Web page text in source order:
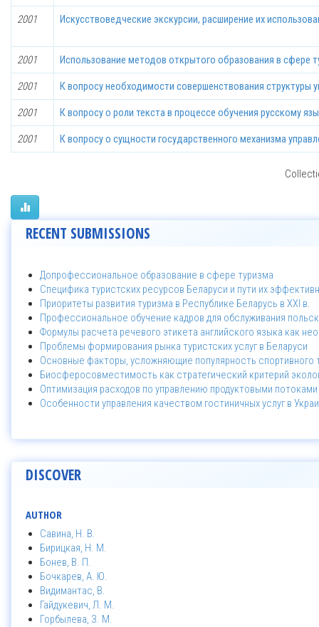
2001 Искусствоведческие экскурсии, расширение их
2001 Использование методов открытого образования в сфере
2001 К вопросу необходимости совершенствования структуры
2001 К вопросу о роли текста в процессе обучения русскому
2001 К вопросу о сущности государственного механизма
RECENT SUBMISSIONS
Допрофессиональное образование в сфере туризма
Специфика туристских ресурсов Беларуси и пути их
Приоритеты развития туризма в Республике Беларусь в XXI в.
Профессиональное обучение кадров для обслуживания
Формулы расчета речевого этикета английского языка как
Проблемы формирования рынка туристских услуг в Беларуси
Основные факторы, усложняющие популярность спортивного
Биосферосовместимость как стратегический критерий
Оптимизация расходов по управлению продуктовыми
Особенности управления качеством гостиничных услуг в
DISCOVER
AUTHOR
Савина, Н. В.
Бирицкая, Н. М.
Бонев, В. П.
Бочкарев, А. Ю.
Видимантас, В.
Гайдукевич, Л. М.
Горбылева, З. М.